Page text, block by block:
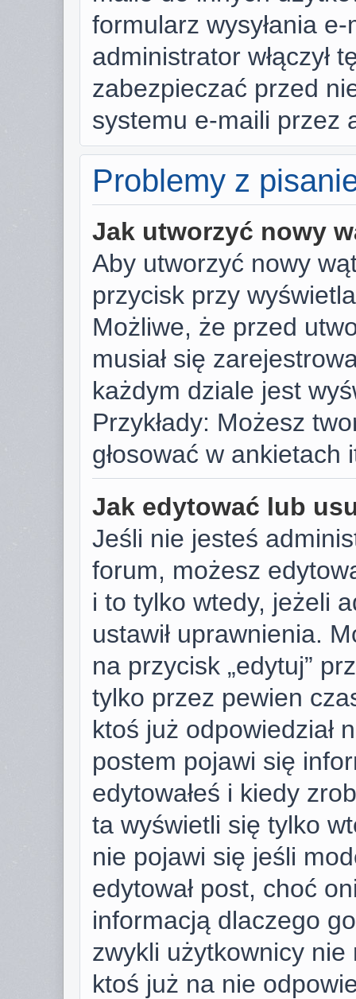
formularz wysyłania
administrator włączył
zabezpieczać przed
systemu e-maili przez
Problemy z
Jak utworzyć nowy
Aby utworzyć nowy
przycisk przy
Możliwe, że przed
musiał się
każdym dziale jest
Przykłady: Możesz
głosować w ankietach
Jak edytować lub
Jeśli nie jesteś
forum, możesz
i to tylko wtedy, jeżeli
ustawił uprawnienia.
na przycisk „edytuj”
tylko przez pewien
ktoś już odpowiedział
postem pojawi się
edytowałeś i kiedy
ta wyświetli się tylko
nie pojawi się jeśli
edytował post, choć
informacją dlaczego
zwykli użytkownicy
ktoś już na nie